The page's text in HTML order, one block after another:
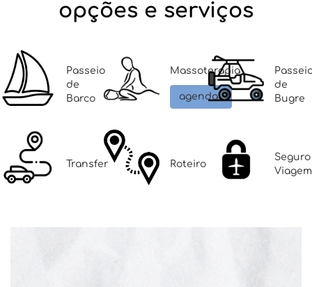
opções e serviços
Passeio
de
Barco
Massoterapia
agendar
de
Bugre
Transfer Roteiro
Seguro
Viagem